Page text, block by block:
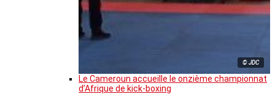
© JDC
Le Cameroun accueille le onzième championnat
d’Afrique de kick-boxing